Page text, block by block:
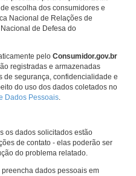
escolha dos consumidores e
Nacional de Relações de
de Defesa do
pelo Consumidor.gov.br
registradas e armazenadas
de segurança, confidencialidade e
do uso dos dados coletados no
Dados Pessoais.
os dados solicitados estão
de contato - elas poderão ser
do problema relatado.
dados pessoais em